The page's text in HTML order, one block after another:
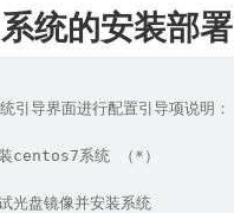
统的安装部署
引导界面进行配置引导项说明：
centos7系统 （*）
光盘镜像并安装系统